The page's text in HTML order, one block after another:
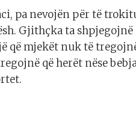
pa nevojën për të
Gjithçka ta
që mjekët nuk të
që herët nëse